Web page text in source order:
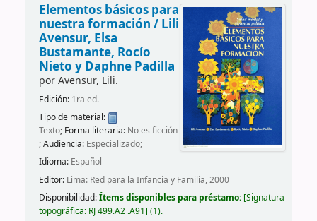
Elementos básicos para
nuestra formación / Lili
Avensur, Elsa
Bustamante, Rocío
Nieto y Daphne Padilla
porAvensur, Lili.
Edición: 1ra ed.
Tipo de material:
Texto; Forma literaria: No es ficción
; Audiencia: Especializado;
Idioma: Español
Editor: Lima: Red para la Infancia y Familia, 2000
Disponibilidad:Ítems disponibles para préstamo: Signatura
topográfica: RJ 499.A2 .A91 (1).